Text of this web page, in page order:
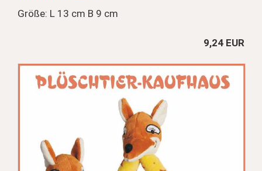
Größe: L 13 cm B 9 cm
9,24 EUR